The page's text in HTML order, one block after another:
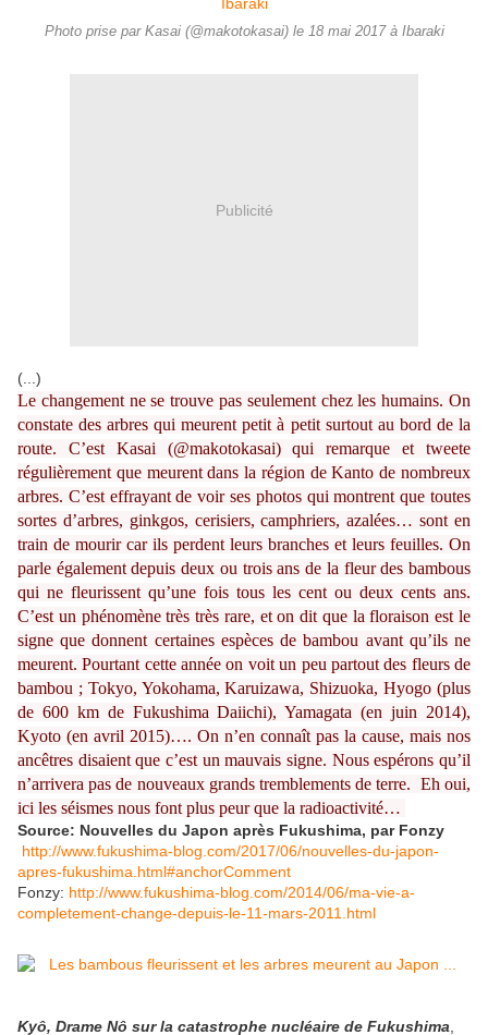
Photo prise par Kasai (@makotokasai) le 18 mai 2017 à Ibaraki
Publicité
(...)
Le changement ne se trouve pas seulement chez les humains. On
constate des arbres qui meurent petit à petit surtout au bord de la
route. C’est Kasai (@makotokasai) qui remarque et tweete
régulièrement que meurent dans la région de Kanto de nombreux
arbres. C’est effrayant de voir ses photos qui montrent que toutes
sortes d’arbres, ginkgos, cerisiers, camphriers, azalées… sont en
train de mourir car ils perdent leurs branches et leurs feuilles. On
parle également depuis deux ou trois ans de la fleur des bambous
qui ne fleurissent qu’une fois tous les cent ou deux cents ans.
C’est un phénomène très très rare, et on dit que la floraison est le
signe que donnent certaines espèces de bambou avant qu’ils ne
meurent. Pourtant cette année on voit un peu partout des fleurs de
bambou ; Tokyo, Yokohama, Karuizawa, Shizuoka, Hyogo (plus
de 600 km de Fukushima Daiichi), Yamagata (en juin 2014),
Kyoto (en avril 2015)…. On n’en connaît pas la cause, mais nos
ancêtres disaient que c’est un mauvais signe. Nous espérons qu’il
n’arrivera pas de nouveaux grands tremblements de terre. Eh oui,
ici les séismes nous font plus peur que la radioactivité…
Source: Nouvelles du Japon après Fukushima, par Fonzy
http://www.fukushima-blog.com/2017/06/nouvelles-du-japon-
apres-fukushima.html#anchorComment
Fonzy: http://www.fukushima-blog.com/2014/06/ma-vie-a-
completement-change-depuis-le-11-mars-2011.html
Kyô, Drame Nô sur la catastrophe nucléaire de Fukushima